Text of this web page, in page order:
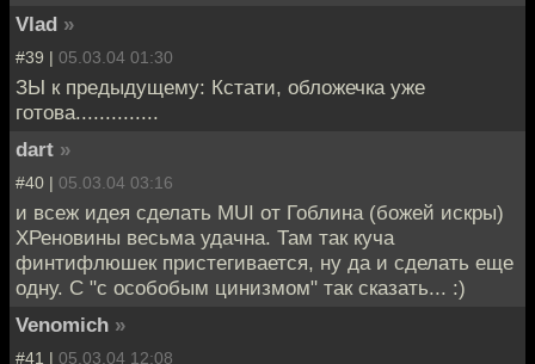
Vlad »
#39 | 05.03.04 01:30
ЗЫ к предыдущему: Кстати, обложечка уже
готова..............
dart »
#40 | 05.03.04 03:16
и всеж идея сделать MUI от Гоблина (божей искры)
ХРеновины весьма удачна. Там так куча
финтифлюшек пристегивается, ну да и сделать еще
одну. С "с особобым цинизмом" так сказать... :)
Venomich »
#41 | 05.03.04 12:08